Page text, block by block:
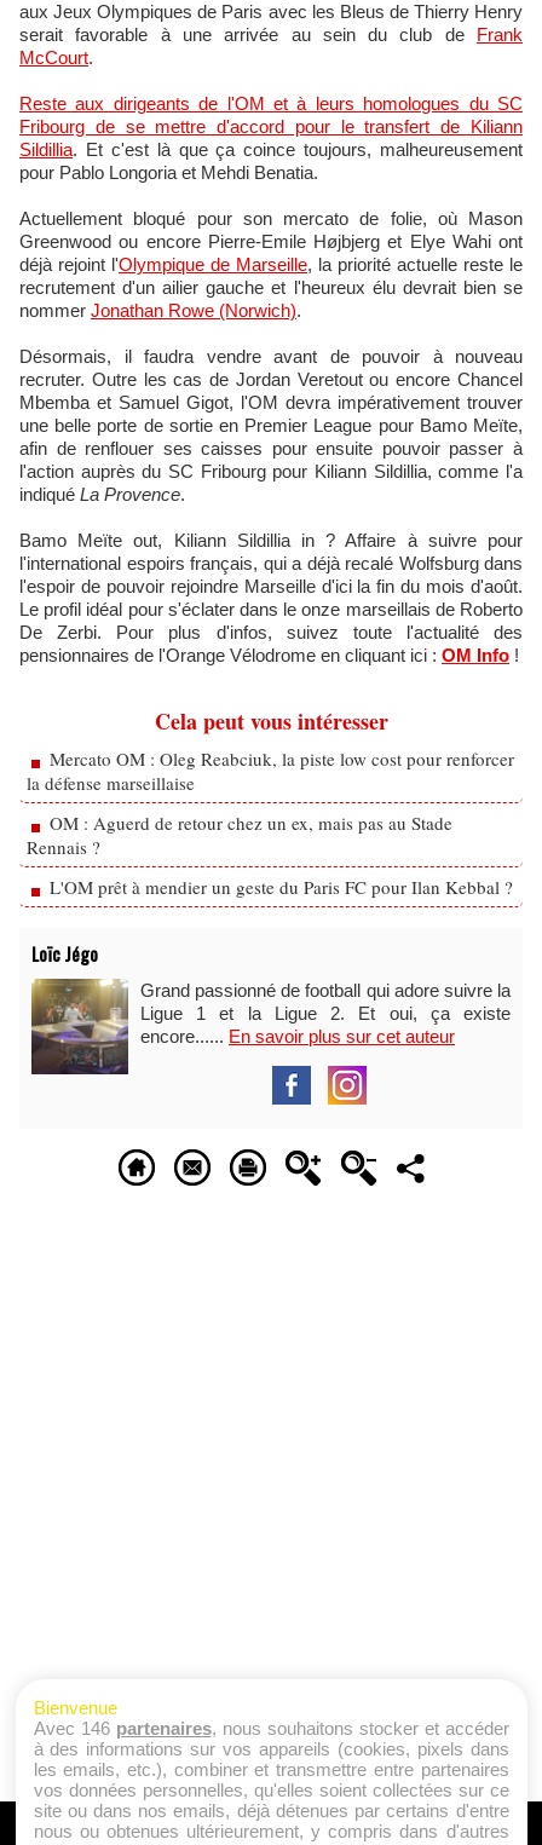
aux Jeux Olympiques de Paris avec les Bleus de Thierry Henry
serait favorable à une arrivée au sein du club de Frank
McCourt.
Reste aux dirigeants de l'OM et à leurs homologues du SC
Fribourg de se mettre d'accord pour le transfert de Kiliann
Sildillia. Et c'est là que ça coince toujours, malheureusement
pour Pablo Longoria et Mehdi Benatia.
Actuellement bloqué pour son mercato de folie, où Mason
Greenwood ou encore Pierre-Emile Højbjerg et Elye Wahi ont
déjà rejoint l'Olympique de Marseille, la priorité actuelle reste le
recrutement d'un ailier gauche et l'heureux élu devrait bien se
nommer Jonathan Rowe (Norwich).
Désormais, il faudra vendre avant de pouvoir à nouveau
recruter. Outre les cas de Jordan Veretout ou encore Chancel
Mbemba et Samuel Gigot, l'OM devra impérativement trouver
une belle porte de sortie en Premier League pour Bamo Meïte,
afin de renflouer ses caisses pour ensuite pouvoir passer à
l'action auprès du SC Fribourg pour Kiliann Sildillia, comme l'a
indiqué La Provence.
Bamo Meïte out, Kiliann Sildillia in ? Affaire à suivre pour
l'international espoirs français, qui a déjà recalé Wolfsburg dans
l'espoir de pouvoir rejoindre Marseille d'ici la fin du mois d'août.
Le profil idéal pour s'éclater dans le onze marseillais de Roberto
De Zerbi. Pour plus d'infos, suivez toute l'actualité des
pensionnaires de l'Orange Vélodrome en cliquant ici : OM Info !
Cela peut vous intéresser
Mercato OM : Oleg Reabciuk, la piste low cost pour renforcer
la défense marseillaise
OM : Aguerd de retour chez un ex, mais pas au Stade
Rennais ?
L'OM prêt à mendier un geste du Paris FC pour Ilan Kebbal ?
Loïc Jégo
Grand passionné de football qui adore suivre la
Ligue 1 et la Ligue 2. Et oui, ça existe
encore...... En savoir plus sur cet auteur
Bienvenue
Avec 146 partenaires, nous souhaitons stocker et accéder
à des informations sur vos appareils (cookies, pixels dans
les emails, etc.), combiner et transmettre entre partenaires
vos données personnelles, qu'elles soient collectées sur ce
site ou dans nos emails, déjà détenues par certains d'entre
nous ou obtenues ultérieurement, y compris dans d'autres